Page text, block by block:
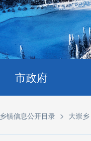
市政府
乡镇信息公开目录 > 大崇乡